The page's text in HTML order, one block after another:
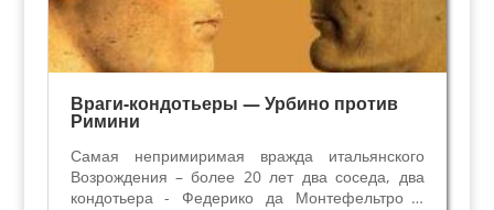
Враги-кондотьеры — Урбино против
Римини
Самая непримиримая вражда итальянского
Возрождения – более 20 лет два соседа, два
кондотьера - Федерико да Монтефельтро и